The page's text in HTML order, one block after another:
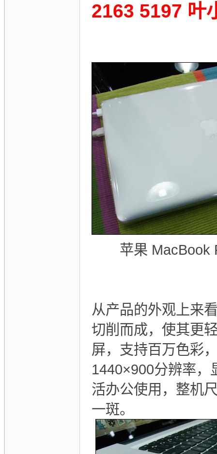
2163 5197 叶
苹果 MacBook
从产品的外观上来
切削而成，使其更
屏，支持百万色彩
1440×900分辨率，
活办公使用，整机
一斑。